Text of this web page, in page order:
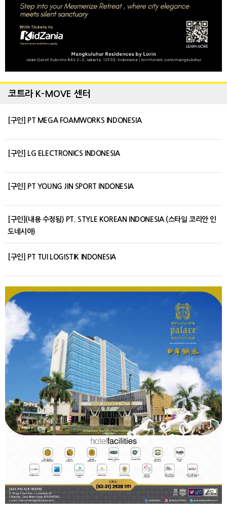
코트라 K-MOVE 센터
[구인] PT MEGA FOAMWORKS INDONESIA
[구인] LG ELECTRONICS INDONESIA
[구인] PT YOUNG JIN SPORT INDONESIA
[구인](내용 수정됨) PT. STYLE KOREAN INDONESIA (스타일 코리안 인
도네시아)
[구인] PT TUI LOGISTIK INDONESIA